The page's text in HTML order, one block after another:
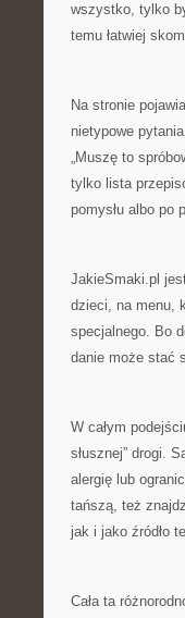
wszystko, tylko
temu łatwiej
Na stronie
nietypowe
„Muszę to
tylko lista
pomysłu albo po
JakieSmaki.pl
dzieci, na menu,
specjalnego. Bo
danie może stać
W całym
słusznej” drogi.
alergię lub
tańszą, też
jak i jako źródło
Cała ta